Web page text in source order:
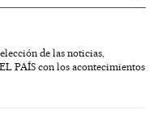
de las noticias,
PAÍS con los acontecimientos